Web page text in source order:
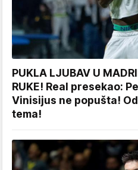
PUKLA LJUBAV U
RUKE! Real presekao:
Vinisijus ne popušta!
tema!